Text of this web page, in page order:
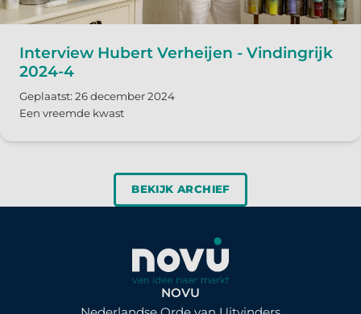
Interview Hubert Verheijen - Vindingrijk
2024-4
Geplaatst: 26 december 2024
Een vreemde kwast
BEKIJK ARCHIEF
NOVU